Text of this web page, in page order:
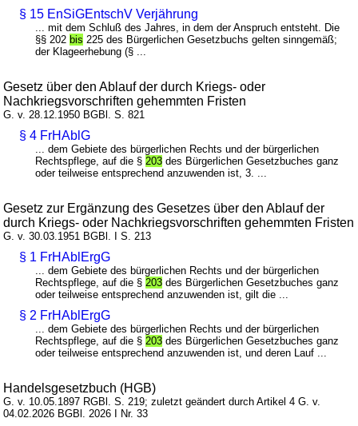
§ 15 EnSiGEntschV Verjährung
... mit dem Schluß des Jahres, in dem der Anspruch entsteht. Die
§§ 202bis 225 des Bürgerlichen Gesetzbuchs gelten sinngemäß;
der Klageerhebung (§ ...
Gesetz über den Ablauf der durch Kriegs- oder
Nachkriegsvorschriften gehemmten Fristen
G. v. 28.12.1950 BGBl. S. 821
§ 4 FrHAblG
... dem Gebiete des bürgerlichen Rechts und der bürgerlichen
Rechtspflege, auf die § 203 des Bürgerlichen Gesetzbuches ganz
oder teilweise entsprechend anzuwenden ist, 3. ...
Gesetz zur Ergänzung des Gesetzes über den Ablauf der
durch Kriegs- oder Nachkriegsvorschriften gehemmten Fristen
G. v. 30.03.1951 BGBl. I S. 213
§ 1 FrHAblErgG
... dem Gebiete des bürgerlichen Rechts und der bürgerlichen
Rechtspflege, auf die § 203 des Bürgerlichen Gesetzbuches ganz
oder teilweise entsprechend anzuwenden ist, gilt die ...
§ 2 FrHAblErgG
... dem Gebiete des bürgerlichen Rechts und der bürgerlichen
Rechtspflege, auf die § 203 des Bürgerlichen Gesetzbuches ganz
oder teilweise entsprechend anzuwenden ist, und deren Lauf ...
Handelsgesetzbuch (HGB)
G. v. 10.05.1897 RGBl. S. 219; zuletzt geändert durch Artikel 4 G. v.
04.02.2026 BGBl. 2026 I Nr. 33